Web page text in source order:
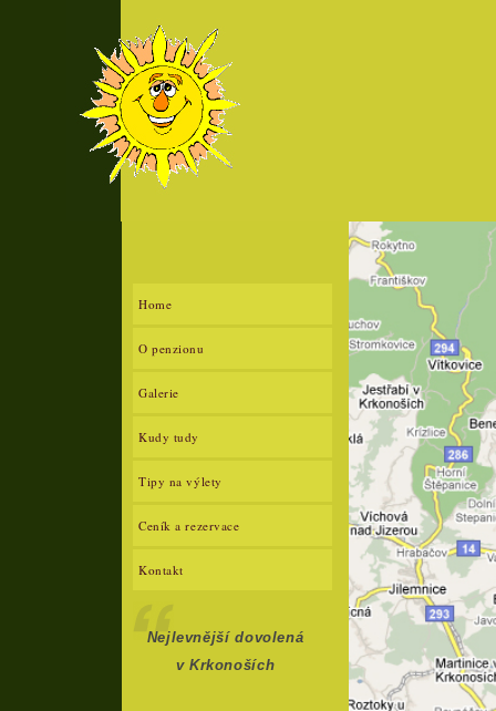
Home
O penzionu
Galerie
Kudy tudy
Tipy na výlety
Ceník a rezervace
Kontakt
Nejlevnější dovolená
v Krkonoších